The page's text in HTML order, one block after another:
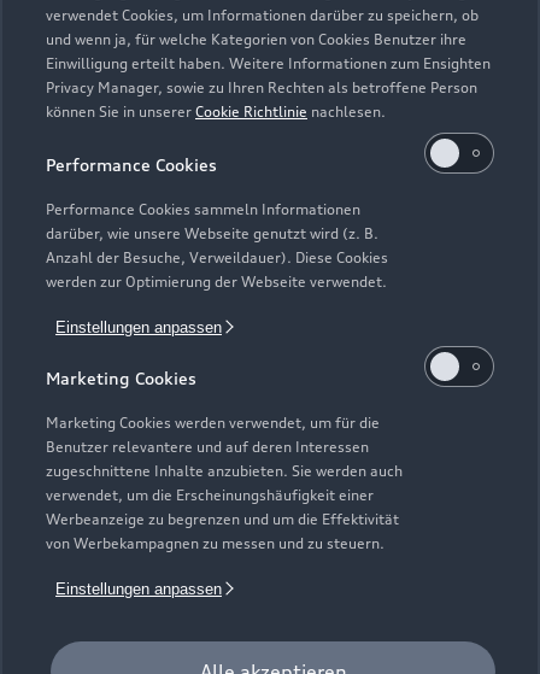
verwendet Cookies, um Informationen darüber zu speichern, ob
und wenn ja, für welche Kategorien von Cookies Benutzer ihre
Einwilligung erteilt haben. Weitere Informationen zum Ensighten
Privacy Manager, sowie zu Ihren Rechten als betroffene Person
können Sie in unserer Cookie Richtlinie nachlesen.
Performance Cookies
Performance Cookies sammeln Informationen
darüber, wie unsere Webseite genutzt wird (z. B.
Anzahl der Besuche, Verweildauer). Diese Cookies
werden zur Optimierung der Webseite verwendet.
Einstellungen anpassen
Marketing Cookies
Marketing Cookies werden verwendet, um für die
Benutzer relevantere und auf deren Interessen
zugeschnittene Inhalte anzubieten. Sie werden auch
verwendet, um die Erscheinungshäufigkeit einer
Werbeanzeige zu begrenzen und um die Effektivität
von Werbekampagnen zu messen und zu steuern.
Einstellungen anpassen
Zur Inspektion
Zu den Rädern
Modelle